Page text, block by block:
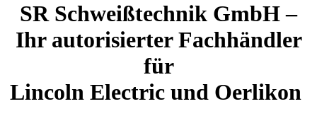
SR Schweißtechnik GmbH –
Ihr autorisierter Fachhändler
für
Lincoln Electric und Oerlikon